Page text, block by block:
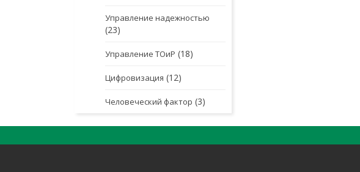
Управление надежностью
(23)
Управление ТОиР (18)
Цифровизация (12)
Человеческий фактор (3)